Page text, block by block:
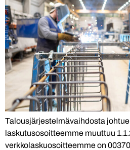
Talousjärjestelmävaihdosta
laskutusosoitteemme muuttuu
verkkolaskuosoitteemme on